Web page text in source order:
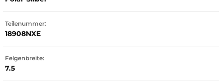
Teilenummer:
18908NXE
Felgenbreite:
7.5